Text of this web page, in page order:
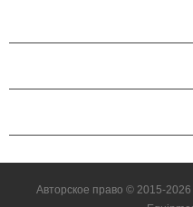
Авторское право © 2015-